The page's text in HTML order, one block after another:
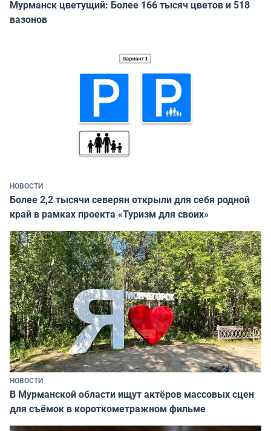
Мурманск цветущий: Более 166 тысяч цветов и 518
вазонов
НОВОСТИ
Более 2,2 тысячи северян открыли для себя родной
край в рамках проекта «Туризм для своих»
НОВОСТИ
В Мурманской области ищут актёров массовых сцен
для съёмок в короткометражном фильме